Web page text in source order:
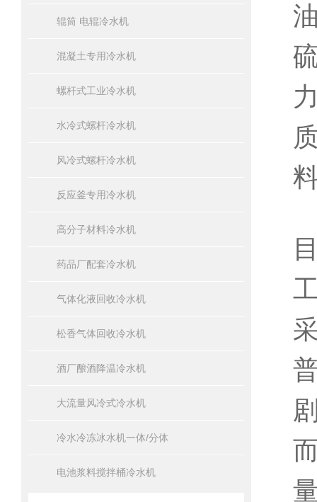
辊筒 电辊冷水机
混凝土专用冷水机
螺杆式工业冷水机
水冷式螺杆冷水机
风冷式螺杆冷水机
反应釜专用冷水机
高分子材料冷水机
药品厂配套冷水机
气体化液回收冷水机
松香气体回收冷水机
酒厂酿酒降温冷水机
大流量风冷式冷水机
冷水冷冻冰水机一体/分体
电池浆料搅拌桶冷水机